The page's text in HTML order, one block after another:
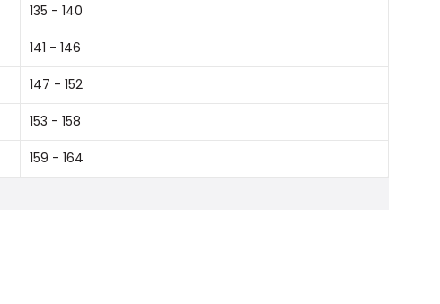
135 - 140
141 - 146
147 - 152
153 - 158
159 - 164